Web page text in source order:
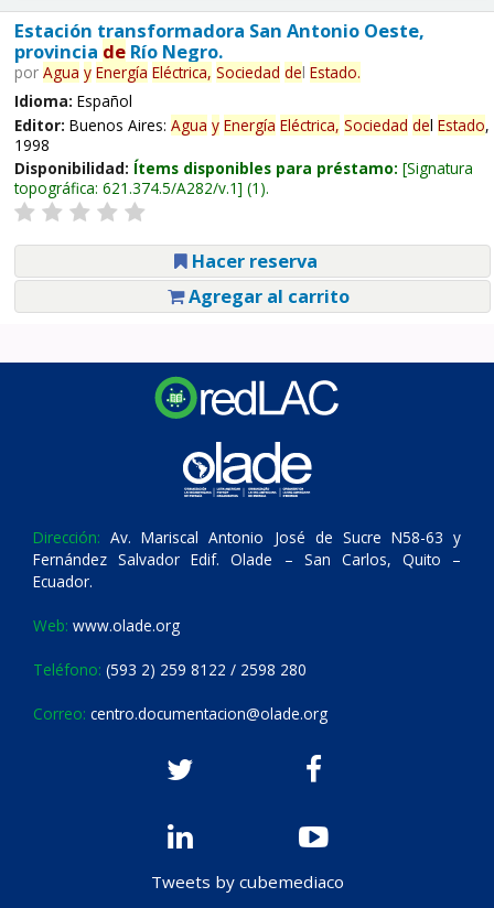
Estación transformadora San Antonio Oeste,
provincia deRío Negro.
por Agua y Energía Eléctrica, Sociedad del Estado.
Idioma: Español
Editor: Buenos Aires: Agua y Energía Eléctrica, Sociedad del Estado,
1998
Disponibilidad: Ítems disponibles para préstamo: Signatura
topográfica: 621.374.5/A282/v.1 (1).
Hacer reserva
Agregar al carrito
Dirección: Av. Mariscal Antonio José de Sucre N58-63 y
Fernández Salvador Edif. Olade – San Carlos, Quito –
Ecuador.
Web: www.olade.org
Teléfono: (593 2) 259 8122 / 2598 280
Correo: centro.documentacion@olade.org
Tweets by cubemediaco